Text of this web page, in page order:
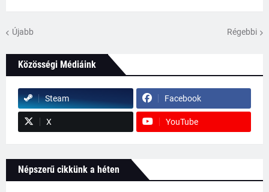
Újabb Régebbi
Közösségi Médiáink
Steam Facebook
X YouTube
Népszerű cikkünk a héten